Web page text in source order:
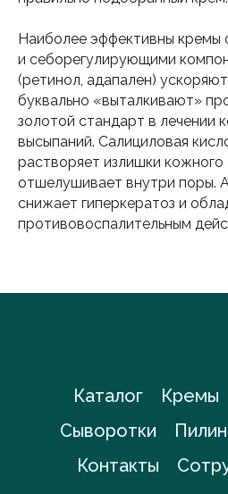
Наиболее эффективны кремы
и себорегулирующими
(ретинол, адапален)
буквально «выталкивают»
золотой стандарт в лечении
высыпаний. Салициловая
растворяет излишки
отшелушивает внутри поры.
снижает гиперкератоз и
противовоспалительным
Каталог Кремы
Сыворотки
Контакты